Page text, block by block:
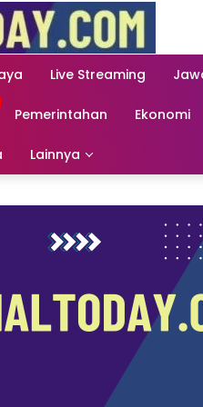
Live Streaming
Pemerintahan Ekonomi
Lainnya